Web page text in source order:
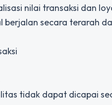
nilai transaksi dan
secara terarah
tidak dapat dicapai